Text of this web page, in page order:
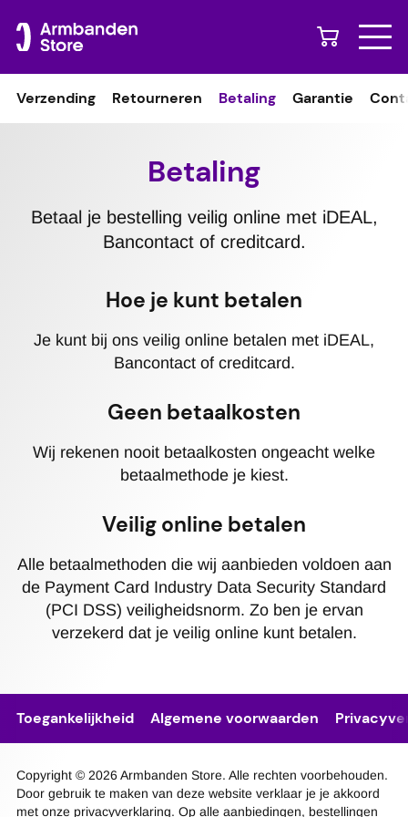
Verzending Retourneren Betaling Garantie
Betaling
Betaal je bestelling veilig online met iDEAL,
Bancontact of creditcard.
Hoe je kunt betalen
Je kunt bij ons veilig online betalen met iDEAL,
Bancontact of creditcard.
Geen betaalkosten
Wij rekenen nooit betaalkosten ongeacht welke
betaalmethode je kiest.
Veilig online betalen
Alle betaalmethoden die wij aanbieden voldoen aan
de Payment Card Industry Data Security Standard
(PCI DSS) veiligheidsnorm. Zo ben je ervan
verzekerd dat je veilig online kunt betalen.
Toegankelijkheid Algemene voorwaarden
Copyright © 2026 Armbanden Store. Alle rechten voorbehouden.
Door gebruik te maken van deze website verklaar je je akkoord
met onze privacyverklaring. Op alle aanbiedingen, bestellingen